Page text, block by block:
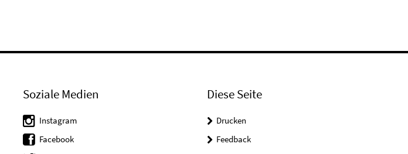
Soziale Medien
Instagram
Facebook
Diese Seite
Drucken
Feedback